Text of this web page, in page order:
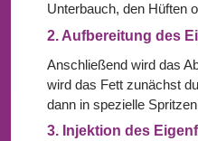
Unterbauch, den Hüften
2. Aufbereitung des
Anschließend wird das
wird das Fett zunächst
dann in spezielle
3. Injektion des